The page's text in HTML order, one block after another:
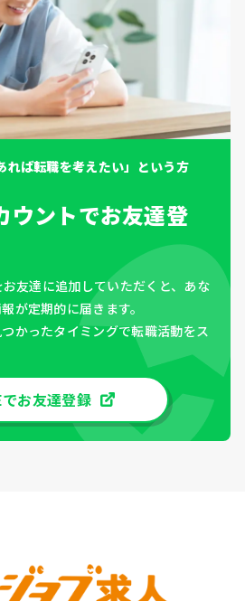
れば転職を考えたい」という方
ウントでお友達登
友達に追加していただくと、あな
が定期的に届きます。
かったタイミングで転職活動をス
お友達登録